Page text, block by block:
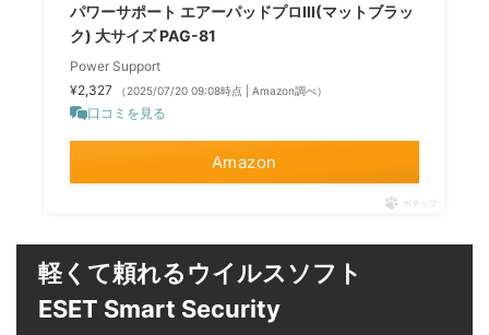
パワーサポート エアーパッドプロIII(マットブラッ
ク) 大サイズ PAG-81
Power Support
¥2,327
（2025/07/20 09:08時点 | Amazon調べ）
口コミを見る
Amazon
ポチップ
軽くて頼れるウイルスソフト
ESET Smart Security